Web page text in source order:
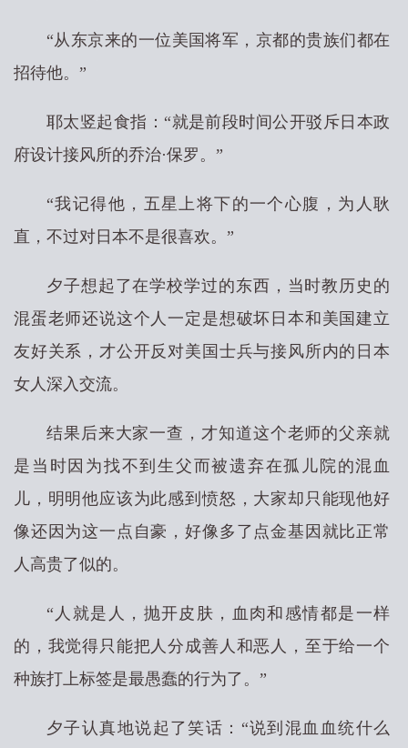
“从东京来的一位美国将军，京都的贵族们都在
招待他。”
耶太竖起食指：“就是前段时间公开驳斥日本政
府设计接风所的乔治·保罗。”
“我记得他，五星上将下的一个心腹，为人耿
直，不过对日本不是很喜欢。”
夕子想起了在学校学过的东西，当时教历史的
混蛋老师还说这个人一定是想破坏日本和美国建立
友好关系，才公开反对美国士兵与接风所内的日本
女人深入交流。
结果后来大家一查，才知道这个老师的父亲就
是当时因为找不到生父而被遗弃在孤儿院的混血
儿，明明他应该为此感到愤怒，大家却只能现他好
像还因为这一点自豪，好像多了点金基因就比正常
人高贵了似的。
“人就是人，抛开皮肤，血肉和感情都是一样
的，我觉得只能把人分成善人和恶人，至于给一个
种族打上标签是最愚蠢的行为了。”
夕子认真地说起了笑话：“说到混血血统什么